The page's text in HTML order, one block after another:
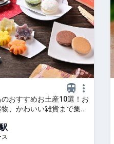
のおすすめお土産10選！お
、かわいい雑貨まで集め
ス